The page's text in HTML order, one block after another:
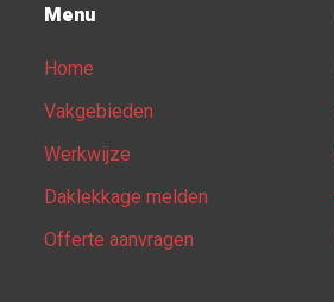
Menu
Home
Vakgebieden
Werkwijze
Daklekkage melden
Offerte aanvragen